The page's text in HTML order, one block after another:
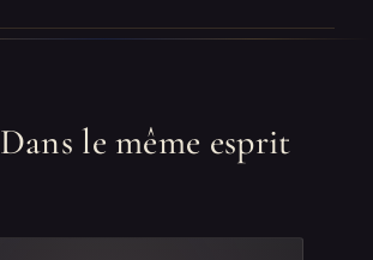
Dans le même esprit